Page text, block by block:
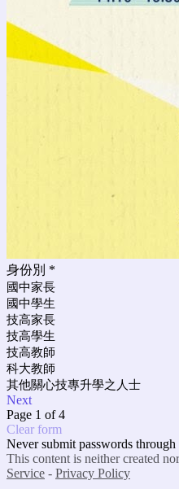
身份別 *
國中家長
國中學生
技高家長
技高學生
技高教師
科大教師
其他關心技專升學之人士
Next
Page 1 of 4
Clear form
Never submit passwords
This content is neither created
Service - Privacy Policy